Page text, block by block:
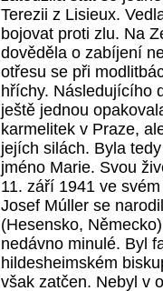
Terezii z Lisieux.
bojovat proti zlu. Na
dověděla o zabíjení
otřesu se při
hříchy. Následujícího
ještě jednou
karmelitek v Praze,
jejích silách. Byla
jméno Marie. Svou
11. září 1941 ve
Josef Múller se
(Hesensko,
nedávno minulé. Byl
hildesheimském
však zatčen. Nebyl v